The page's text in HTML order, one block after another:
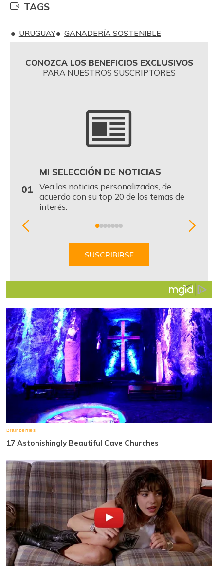
TAGS
URUGUAY GANADERÍA SOSTENIBLE
CONOZCA LOS BENEFICIOS EXCLUSIVOS
PARA NUESTROS SUSCRIPTORES
01
MI SELECCIÓN DE NOTICIAS
Vea las noticias personalizadas, de
acuerdo con su top 20 de los temas de
interés.
Item
SUSCRIBIRSE